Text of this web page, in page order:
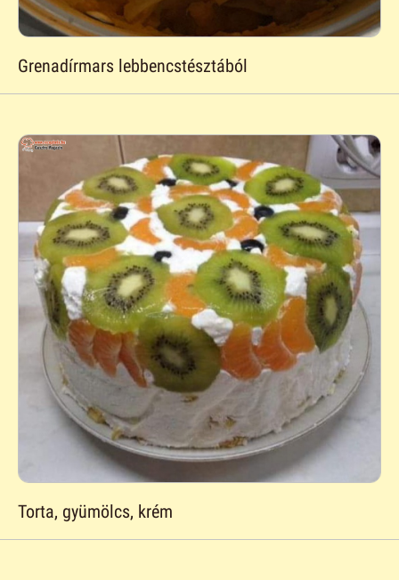
Grenadírmars lebbencstésztából
Torta, gyümölcs, krém